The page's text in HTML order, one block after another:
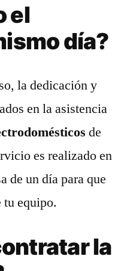
el
día?
la dedicación y
en la asistencia
de
es realizado en
de un día para que
equipo.
la